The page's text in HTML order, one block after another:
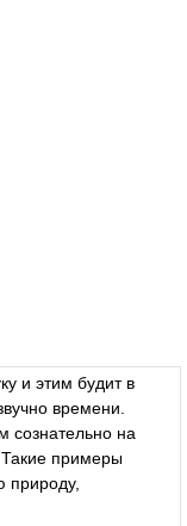
и этим будит в
времени.
сознательно на
Такие примеры
природу,